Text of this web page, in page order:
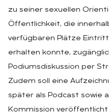
zu seiner sexuellen
Öffentlichkeit, die
verfügbaren Plätze
erhalten konnte,
Podiumsdiskussion per
Zudem soll eine
später als Podcast sowie
Kommission veröffentlicht